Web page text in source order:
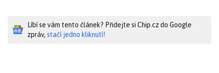
Líbí se vám tento článek? Přidejte si Chip.cz do Google
zpráv, stačí jedno kliknutí!